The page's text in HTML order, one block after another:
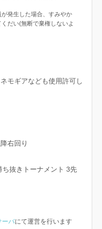
発生した場合、すみやか
だい(無断で棄権しないよ
モギアなども使用許可し
右回り
抜きトーナメント 3先
ーバにて運営を行います